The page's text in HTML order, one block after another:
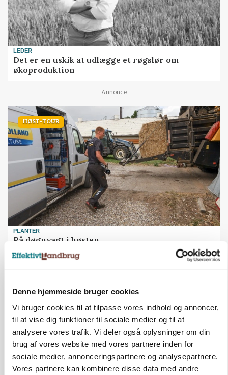
Denne hjemmeside bruger cookies
Vi bruger cookies til at tilpasse vores indhold og annoncer,
til at vise dig funktioner til sociale medier og til at
analysere vores trafik. Vi deler også oplysninger om din
brug af vores website med vores partnere inden for
sociale medier, annonceringspartnere og analysepartnere.
Vores partnere kan kombinere disse data med andre
LEDER
Det er en uskik at udlægge et røgslør om
økoproduktion
Annonce
HØST-TOUR
PLANTER
På døgnvagt i høsten
Forserie til selvkørende skårlægger afprøves i år
Annonce
Loading...